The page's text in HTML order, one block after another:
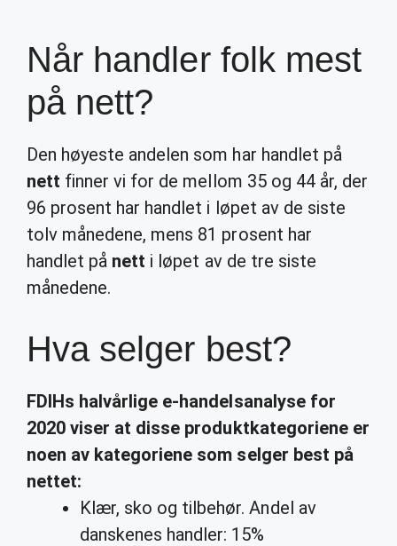
Når handler folk mest
på nett?
Den høyeste andelen som har handlet på
nett finner vi for de mellom 35 og 44 år, der
96 prosent har handlet i løpet av de siste
tolv månedene, mens 81 prosent har
handlet på nett i løpet av de tre siste
månedene.
Hva selger best?
FDIHs halvårlige e-handelsanalyse for
2020 viser at disse produktkategoriene er
noen av kategoriene som selger best på
nettet:
Klær, sko og tilbehør. Andel av
danskenes handler: 15%